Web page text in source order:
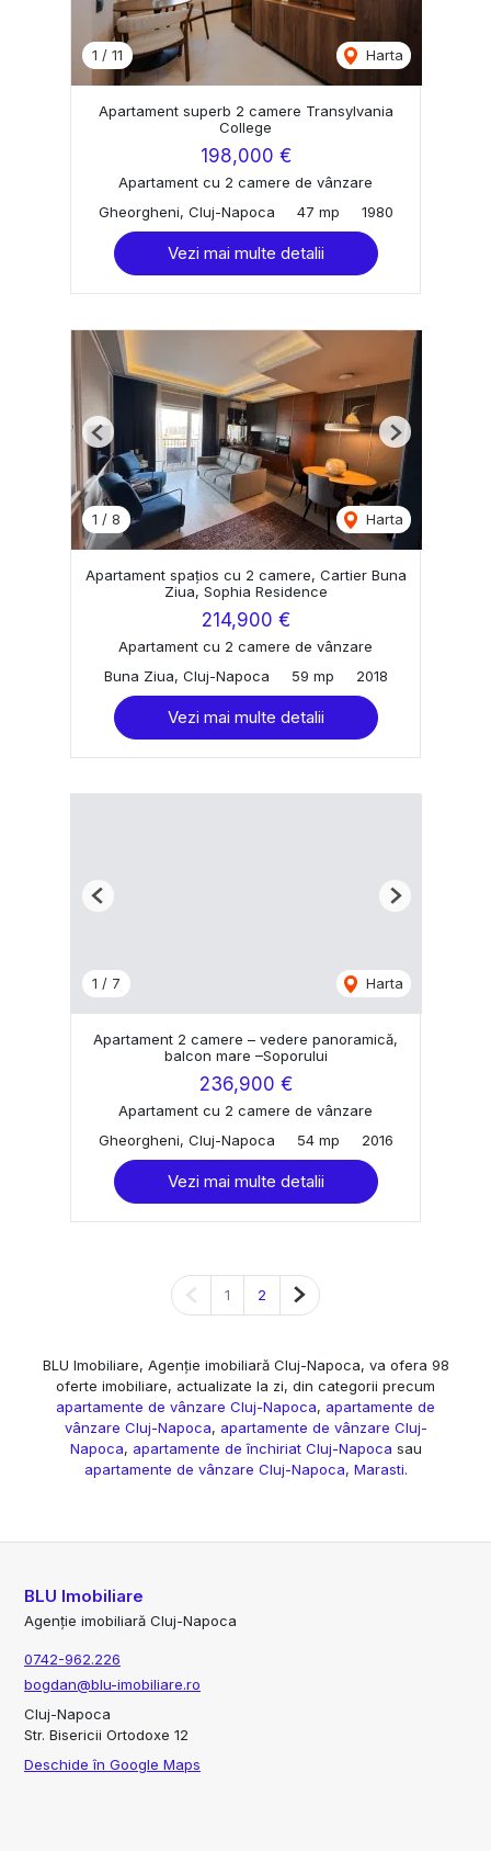
1 / 11 Harta
Apartament superb 2 camere Transylvania
College
198,000 €
Apartament cu 2 camere de vânzare
Gheorgheni, Cluj-Napoca
47 mp 1980
Vezi mai multe detalii
1 / 8 Harta
Previous Next
Apartament spaţios cu 2 camere, Cartier Buna
Ziua, Sophia Residence
214,900 €
Apartament cu 2 camere de vânzare
Buna Ziua, Cluj-Napoca
59 mp 2018
Vezi mai multe detalii
1 / 7 Harta
Previous Next
Apartament 2 camere – vedere panoramică,
balcon mare –Soporului
236,900 €
Apartament cu 2 camere de vânzare
Gheorgheni, Cluj-Napoca
54 mp 2016
Vezi mai multe detalii
Pagina anterioară
1 2 Pagina următoare
BLU Imobiliare, Agenție imobiliară Cluj-Napoca, va ofera 98
oferte imobiliare, actualizate la zi, din categorii precum
apartamente de vânzare Cluj-Napoca, apartamente de
vânzare Cluj-Napoca, apartamente de vânzare Cluj-
Napoca, apartamente de închiriat Cluj-Napoca sau
apartamente de vânzare Cluj-Napoca, Marasti.
BLU Imobiliare
Agenție imobiliară Cluj-Napoca
0742-962.226
bogdan@blu-imobiliare.ro
Cluj-Napoca
Str. Bisericii Ortodoxe 12
Deschide în Google Maps